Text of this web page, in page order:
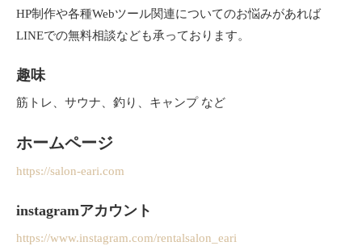
HP制作や各種Webツール関連についてのお悩みがあれば
LINEでの無料相談なども承っております。
趣味
筋トレ、サウナ、釣り、キャンプ など
ホームページ
https://salon-eari.com
instagramアカウント
https://www.instagram.com/rentalsalon_eari